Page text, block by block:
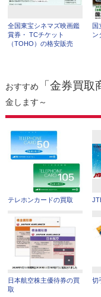
全国東宝シネマズ映画鑑
賞券・ TCチケット
（TOHO）の格安販売
国
ン
おすすめ 「金券買取
金します～
テレホンカードの買取
日本航空株主優待券の買
取
切